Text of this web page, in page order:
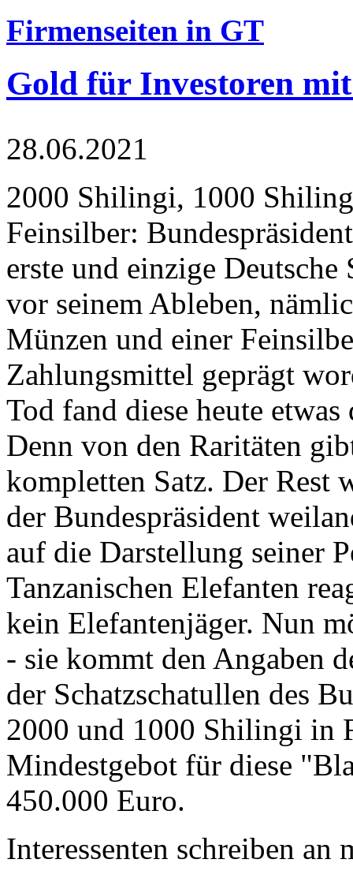
Firmenseiten in GT
Gold für Investoren
28.06.2021
2000 Shilingi, 1000
Feinsilber:
erste und einzige Deutsche
vor seinem Ableben,
Münzen und einer
Zahlungsmittel geprägt
Tod fand diese heute
Denn von den Raritäten
kompletten Satz. Der Rest
der Bundespräsident
auf die Darstellung seiner
Tanzanischen Elefanten
kein Elefantenjäger. Nun
- sie kommt den Angaben
der Schatzschatullen des
2000 und 1000 Shilingi in
Mindestgebot für diese
450.000 Euro.
Interessenten schreiben